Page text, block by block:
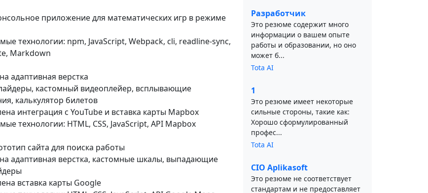
приложение для математических игр в режиме
технологии: npm, JavaScript, Webpack, cli, readline-sync,
Markdown
адаптивная верстка
кастомный видеоплейер, всплывающие
калькулятор билетов
интеграция с YouTube и вставка карты Mapbox
технологии: HTML, CSS, JavaScript, API Mapbox
сайта для поиска работы
адаптивная верстка, кастомные шкалы, выпадающие
вставка карты Google
Разработчик
Это резюме содержит много
информации о вашем опыте
работы и образовании, но оно
может б...
Tota AI
1
Это резюме имеет некоторые
сильные стороны, такие как:
Хорошо сформулированный
профес...
Tota AI
CIO Aplikasoft
Это резюме не соответствует
стандартам и не предоставляет